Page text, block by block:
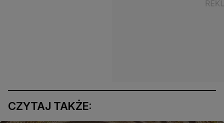
CZYTAJ TAKŻE: